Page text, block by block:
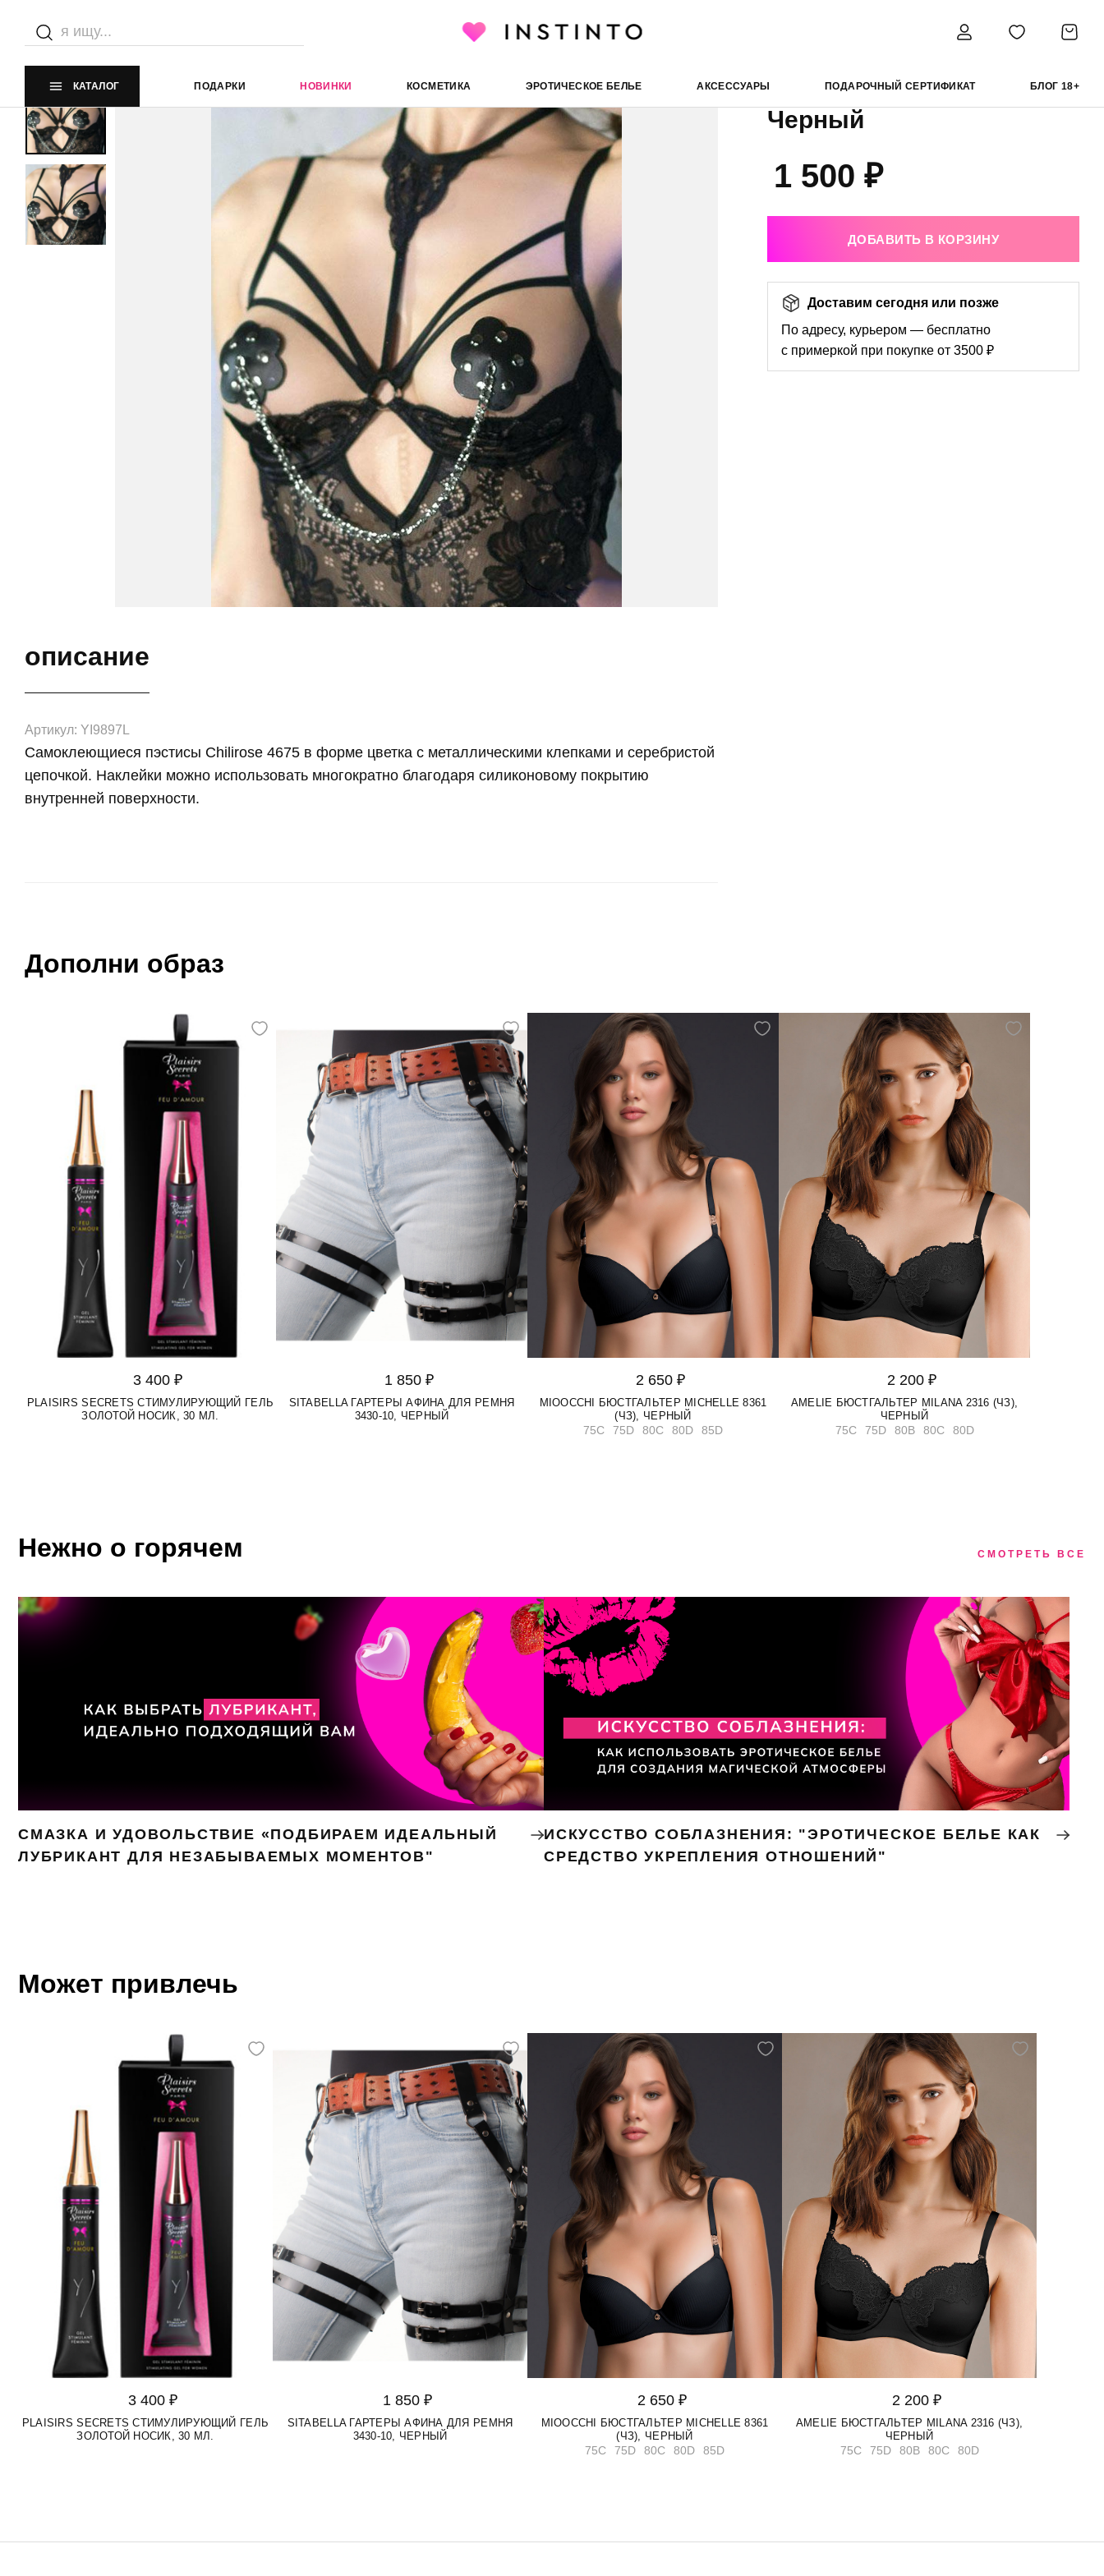
КАТАЛОГ ПОДАРКИ НОВИНКИ КОСМЕТИКА ЭРОТИЧЕСКОЕ БЕЛЬЕ АКСЕССУАРЫ ПОДАРОЧНЫЙ СЕРТИФИКАТ БЛОГ 18+
Главная страница Эротические аксессуары Пэстисы Chilirose пэстисы 4675, Черный
Chilirose пэстисы 4675,
Черный
1 500 ₽
ДОБАВИТЬ В КОРЗИНУ
Доставим сегодня или позже
По адресу, курьером — бесплатно
с примеркой при покупке от 3500 ₽
описание
Артикул: YI9897L
Самоклеющиеся пэстисы Chilirose 4675 в форме цветка с металлическими клепками и серебристой
цепочкой. Наклейки можно использовать многократно благодаря силиконовому покрытию
внутренней поверхности.
Дополни образ
3 400 ₽
PLAISIRS SECRETS СТИМУЛИРУЮЩИЙ ГЕЛЬ
ЗОЛОТОЙ НОСИК, 30 МЛ.
1 850 ₽
SITABELLA ГАРТЕРЫ АФИНА ДЛЯ РЕМНЯ
3430-10, ЧЕРНЫЙ
2 650 ₽
MIOOCCHI БЮСТГАЛЬТЕР MICHELLE 8361
(ЧЗ), ЧЕРНЫЙ
75C 75D 80C 80D 85D
2 200 ₽
AMELIE БЮСТГАЛЬТЕР MILANA 2316 (ЧЗ),
ЧЕРНЫЙ
75C 75D 80B 80C 80D
Нежно о горячем СМОТРЕТЬ ВСЕ
СМАЗКА И УДОВОЛЬСТВИЕ «ПОДБИРАЕМ ИДЕАЛЬНЫЙ
ЛУБРИКАНТ ДЛЯ НЕЗАБЫВАЕМЫХ МОМЕНТОВ"
ИСКУССТВО СОБЛАЗНЕНИЯ: "ЭРОТИЧЕСКОЕ БЕЛЬЕ КАК
СРЕДСТВО УКРЕПЛЕНИЯ ОТНОШЕНИЙ"
Может привлечь
3 400 ₽
PLAISIRS SECRETS СТИМУЛИРУЮЩИЙ ГЕЛЬ
ЗОЛОТОЙ НОСИК, 30 МЛ.
1 850 ₽
SITABELLA ГАРТЕРЫ АФИНА ДЛЯ РЕМНЯ
3430-10, ЧЕРНЫЙ
2 650 ₽
MIOOCCHI БЮСТГАЛЬТЕР MICHELLE 8361
(ЧЗ), ЧЕРНЫЙ
75C 75D 80C 80D 85D
2 200 ₽
AMELIE БЮСТГАЛЬТЕР MILANA 2316 (ЧЗ),
ЧЕРНЫЙ
75C 75D 80B 80C 80D